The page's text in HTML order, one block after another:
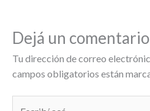
Dejá un comentario
Tu dirección de correo
campos obligatorios están